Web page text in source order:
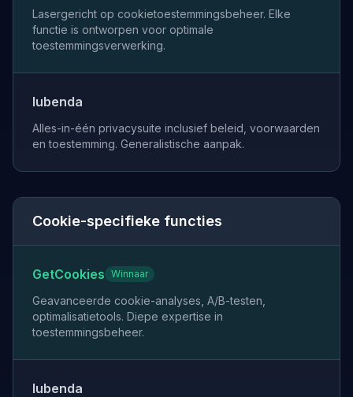
Lasergericht op cookietoestemmingsbeheer. Elke
functie is ontworpen voor optimale
toestemmingsverwerking.
Iubenda
Alles-in-één privacysuite inclusief beleid, voorwaarden
en toestemming. Generalistische aanpak.
Cookie-specifieke functies
GetCookies Winnaar
Geavanceerde cookie-analyses, A/B-testen,
optimalisatietools. Diepe expertise in
toestemmingsbeheer.
Iubenda